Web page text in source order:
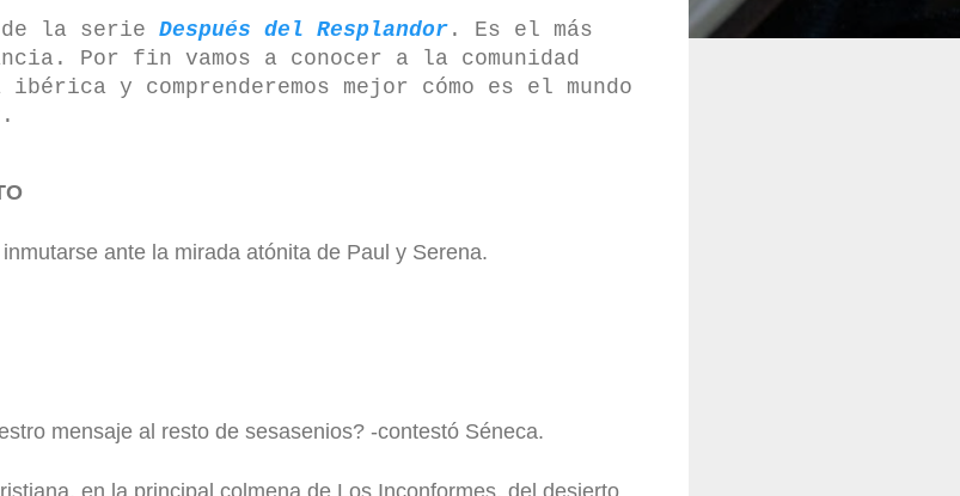
de la serie Después del Resplandor . Es el más
Por fin vamos a conocer a la comunidad
y comprenderemos mejor cómo es el mundo
ante la mirada atónita de Paul y Serena.
mensaje al resto de sesasenios? -contestó Séneca.
en la principal colmena de Los Inconformes, del desierto